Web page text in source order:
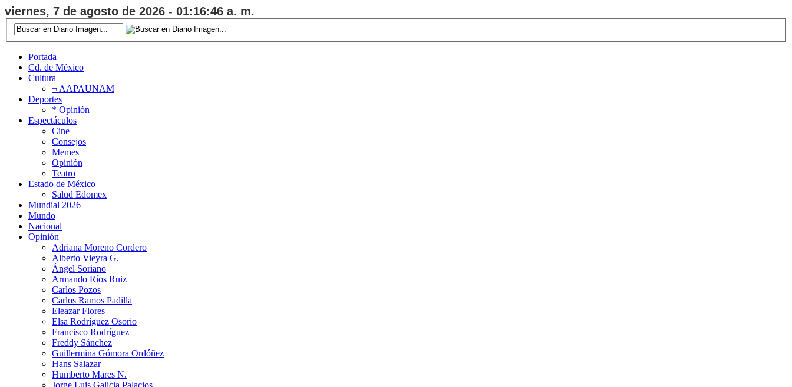
viernes, 7 de agosto de 2026 - 01:16:47 a. m.
Portada
Cd. de México
Cultura
¬ AAPAUNAM
Deportes
* Opinión
Espectáculos
Cine
Consejos
Memes
Opinión
Teatro
Estado de México
Salud Edomex
Mundial 2026
Mundo
Nacional
Opinión
Adriana Moreno Cordero
Alberto Vieyra G.
Ángel Soriano
Armando Ríos Ruiz
Carlos Pozos
Carlos Ramos Padilla
Eleazar Flores
Elsa Rodríguez Osorio
Francisco Rodríguez
Freddy Sánchez
Guillermina Gómora Ordóñez
Hans Salazar
Humberto Mares N.
Jorge Luis Galicia Palacios